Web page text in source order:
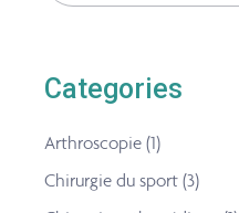
Categories
Arthroscopie (1)
Chirurgie du sport (3)